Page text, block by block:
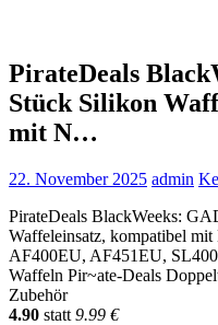
PirateDeals
Stück Silikon
mit N…
22. November 2025 admin
PirateDeals BlackWeeks:
Waffeleinsatz, kompatibel
AF400EU, AF451EU,
Waffeln Pir~ate-Deals
Zubehör
4.90 statt 9.99 €